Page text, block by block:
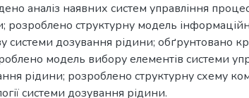
аналіз наявних систем управління
розроблено структурну модель
системи дозування рідини; обґрунтовано
модель вибору елементів системи
рідини; розроблено структурну схему
системи дозування рідини.